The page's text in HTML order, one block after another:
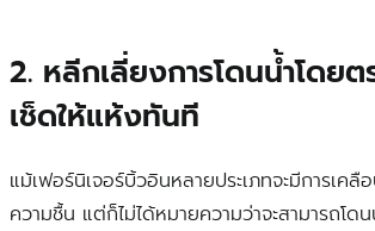
2. หลีกเลี่ยงการโดนน้ำโดย
เช็ดให้แห้งทันที
แม้เฟอร์นิเจอร์บิ้วอินหลายประเภทจะมีการเค
ความชื้น แต่ก็ไม่ได้หมายความว่าจะสามารถโดน